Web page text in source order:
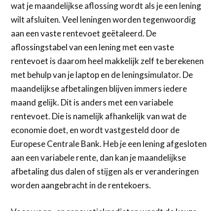
wat je maandelijkse aflossing wordt als je een lening
wilt afsluiten. Veel leningen worden tegenwoordig
aan een vaste rentevoet geëtaleerd. De
aflossingstabel van een lening met een vaste
rentevoet is daarom heel makkelijk zelf te berekenen
met behulp van je laptop en de leningsimulator. De
maandelijkse afbetalingen blijven immers iedere
maand gelijk. Dit is anders met een variabele
rentevoet. Die is namelijk afhankelijk van wat de
economie doet, en wordt vastgesteld door de
Europese Centrale Bank. Heb je een lening afgesloten
aan een variabele rente, dan kan je maandelijkse
afbetaling dus dalen of stijgen als er veranderingen
worden aangebracht in de rentekoers.